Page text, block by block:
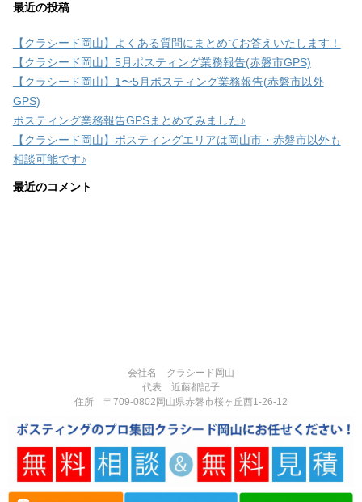
最近の投稿
【クラシード岡山】よくある質問にまとめてお答えいたします！
【クラシード岡山】5月ポスティング業務報告(赤磐市GPS)
【クラシード岡山】1〜5月ポスティング業務報告(赤磐市以外
GPS)
ポスティング業務報告GPSまとめてみました♪
【クラシード岡山】ポスティングエリアは岡山市・赤磐市以外も
相談可能です♪
最近のコメント
会社名 クラシード岡山
代表 近藤都記子
住所 〒709-0802岡山県赤磐市桜ヶ丘西1-26-12
営業時間:8:00-17:00
定休日:不定休
Copyright© 岡山県赤磐市で反響実績多数のポスティング専門の広告代理
店｜チラシ・広告制作・ポスティングなら「クラシード岡山」 , 2026 All